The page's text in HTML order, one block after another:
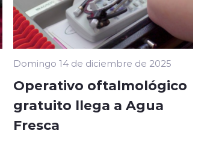
Domingo 14 de diciembre de 2025
Operativo oftalmológico
gratuito llega a Agua
Fresca